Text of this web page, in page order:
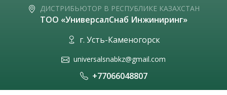
ДИСТРИБЬЮТОР В РЕСПУБЛИКЕ КАЗАХСТАН
ТОО «УниверсалСнаб Инжиниринг»
г. Усть-Каменогорск
universalsnabkz@gmail.com
+77066048807